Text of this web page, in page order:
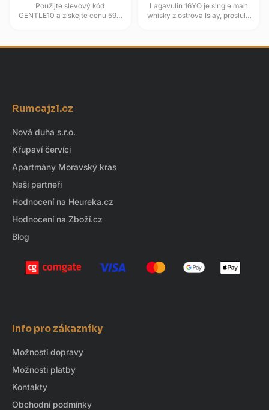
Použijte slevový kód
GENTLE10 a získejte cenu 599
obsahem...
Lagavulin 16YO je single malt
whisky z ostrova Islay, proslulá
Rumcajzl.cz
Nová duha s.r.o.
Křupaví červíci
Apartmány Moravský kras
Naši partneři
Hodnocení na Heureka.cz
Hodnocení na Zboží.cz
Blog
Info pro zákazníky
Možnosti dopravy
Možnosti platby
Kontakty
Obchodní podmínky